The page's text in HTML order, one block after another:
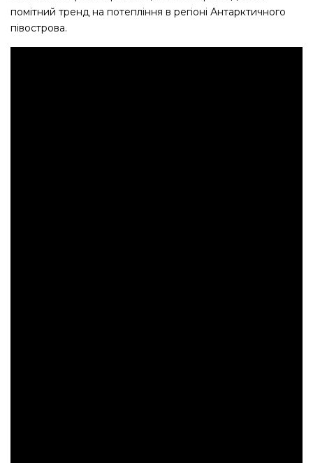
помітний тренд на потепління в регіоні Антарктичного
півострова.